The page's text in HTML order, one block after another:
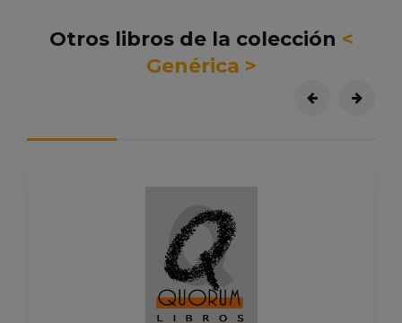
Otros libros de la colección <
Genérica >